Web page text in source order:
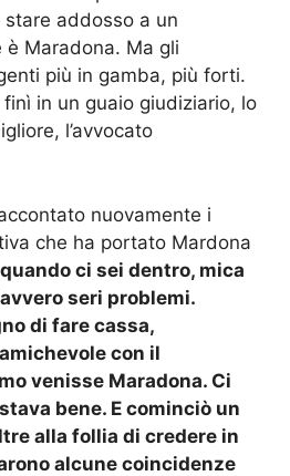
addosso a un
è Maradona. Ma gli
più in gamba, più forti.
in un guaio giudiziario, lo
l’avvocato
nuovamente i
che ha portato Mardona
ci sei dentro, mica
seri problemi.
di fare cassa,
con il
venisse Maradona. Ci
bene. E cominciò un
alla follia di credere in
alcune coincidenze